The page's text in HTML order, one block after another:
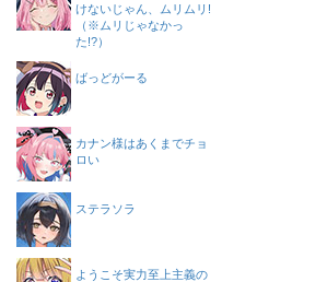
けないじゃん、ムリムリ!
（※ムリじゃなかっ
た!?）
ばっどがーる
カナン様はあくまでチョ
ロい
ステラソラ
ようこそ実力至上主義の